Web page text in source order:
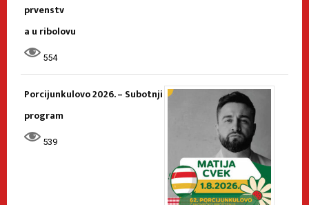
prvenstv
a u ribolovu
554
Porcijunkulovo 2026. – Subotnji
program
539